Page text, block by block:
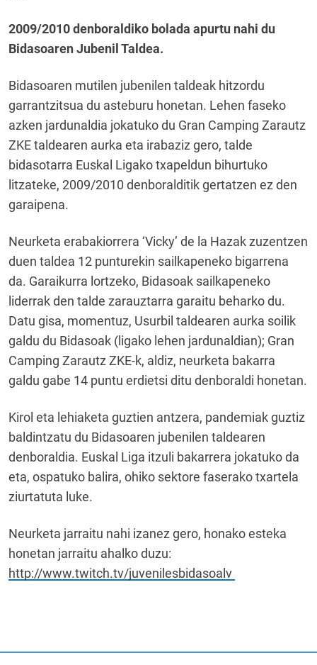
2009/2010 denboraldiko bolada apurtu nahi du
Bidasoaren Jubenil Taldea.
Bidasoaren mutilen jubenilen taldeak hitzordu
garrantzitsua du asteburu honetan. Lehen faseko
azken jardunaldia jokatuko du Gran Camping Zarautz
ZKE taldearen aurka eta irabaziz gero, talde
bidasotarra Euskal Ligako txapeldun bihurtuko
litzateke, 2009/2010 denboralditik gertatzen ez den
garaipena.
Neurketa erabakiorrera ‘Vicky’ de la Hazak zuzentzen
duen taldea 12 punturekin sailkapeneko bigarrena
da. Garaikurra lortzeko, Bidasoak sailkapeneko
liderrak den talde zarauztarra garaitu beharko du.
Datu gisa, momentuz, Usurbil taldearen aurka soilik
galdu du Bidasoak (ligako lehen jardunaldian); Gran
Camping Zarautz ZKE-k, aldiz, neurketa bakarra
galdu gabe 14 puntu erdietsi ditu denboraldi honetan.
Kirol eta lehiaketa guztien antzera, pandemiak guztiz
baldintzatu du Bidasoaren jubenilen taldearen
denboraldia. Euskal Liga itzuli bakarrera jokatuko da
eta, ospatuko balira, ohiko sektore faserako txartela
ziurtatuta luke.
Neurketa jarraitu nahi izanez gero, honako esteka
honetan jarraitu ahalko duzu:
http://www.twitch.tv/juvenilesbidasoalv